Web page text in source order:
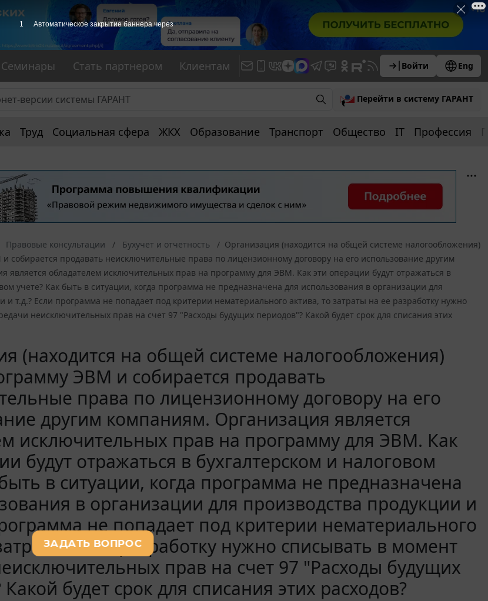
Семинары Стать партнером Клиентам Войти Eng
Перейти в систему ГАРАНТ
Труд Социальная сфера ЖКХ Образование Транспорт Общество IT Профессия
Правовые консультации Бухучет и отчетность
Организация (находится на общей системе налогообложения)
собирается продавать неисключительные права по лицензионному договору на его использование другим
является обладателем исключительных прав на программу для ЭВМ. Как эти операции будут отражаться в
учете? Как быть в ситуации, когда программа не предназначена для использования в организации для
и т.д.? Если программа не попадает под критерии нематериального актива, то затраты на ее разработку нужно
неисключительных прав на счет 97 "Расходы будущих периодов"? Какой будет срок для списания этих
(находится на общей системе налогообложения)
ЭВМ и собирается продавать
права по лицензионному договору на его
другим компаниям. Организация является
исключительных прав на программу для ЭВМ. Как
будут отражаться в бухгалтерском и налоговом
в ситуации, когда программа не предназначена
в организации для производства продукции и
не попадает под критерии нематериального
на ее разработку нужно списывать в момент
прав на счет 97 "Расходы будущих
будет срок для списания этих расходов?
1 Автоматическое закрытие баннера через